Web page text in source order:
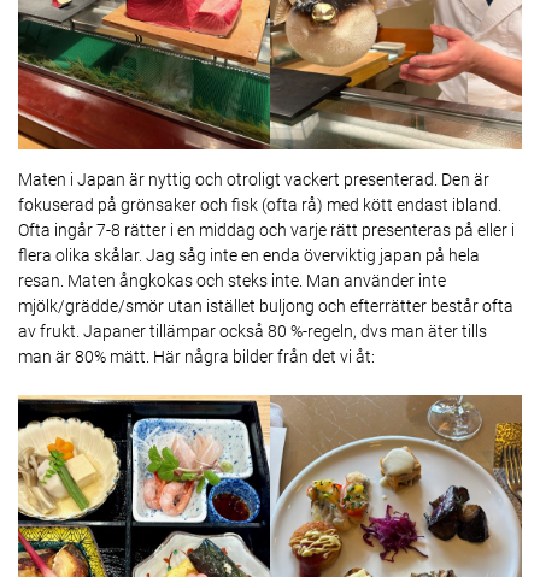
Maten i Japan är nyttig och otroligt vackert presenterad. Den är
fokuserad på grönsaker och fisk (ofta rå) med kött endast ibland.
Ofta ingår 7-8 rätter i en middag och varje rätt presenteras på eller i
flera olika skålar. Jag såg inte en enda överviktig japan på hela
resan. Maten ångkokas och steks inte. Man använder inte
mjölk/grädde/smör utan istället buljong och efterrätter består ofta
av frukt. Japaner tillämpar också 80 %-regeln, dvs man äter tills
man är 80% mätt. Här några bilder från det vi åt: